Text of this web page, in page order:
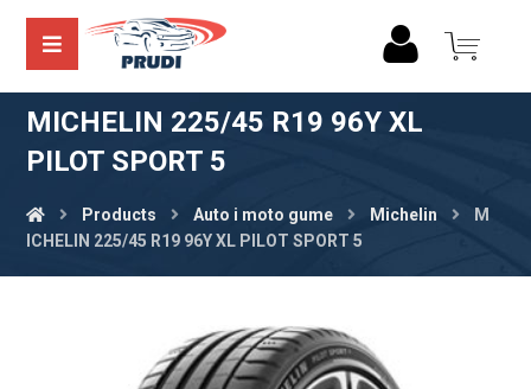
MICHELIN 225/45 R19 96Y XL
PILOT SPORT 5
Products Auto i moto gume Michelin
M
ICHELIN 225/45 R19 96Y XL PILOT SPORT 5